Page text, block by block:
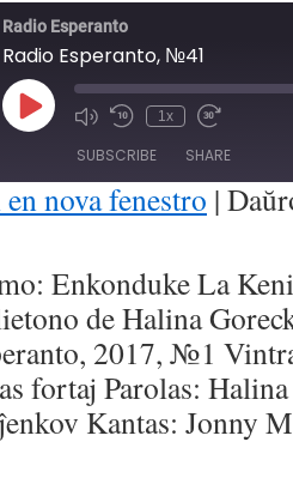
Radio Esperanto
Radio Esperanto, №41
Play
Episode Mute/Unmute
Rewind
Seconds
1x
Fast
30
seconds
SUBSCRIBE SHARE
nova fenestro |
Enkonduke La
de Halina
2017, №1
fortaj Parolas:
Kantas: Jonny